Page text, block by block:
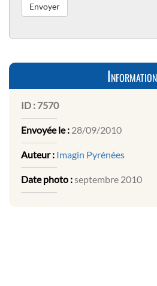
ID : 7570
Envoyée le : 28/09/2010
Auteur : Imagin Pyrénées
Date photo :septembre 2010